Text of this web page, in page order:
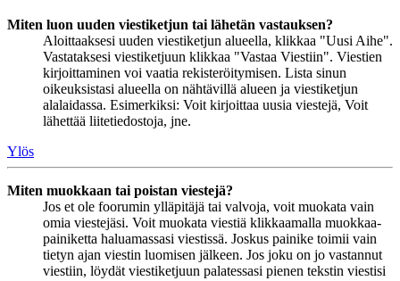
Miten luon uuden viestiketjun tai lähetän vastauksen?
Aloittaaksesi uuden viestiketjun alueella, klikkaa "Uusi Aihe".
Vastataksesi viestiketjuun klikkaa "Vastaa Viestiin". Viestien
kirjoittaminen voi vaatia rekisteröitymisen. Lista sinun
oikeuksistasi alueella on nähtävillä alueen ja viestiketjun
alalaidassa. Esimerkiksi: Voit kirjoittaa uusia viestejä, Voit
lähettää liitetiedostoja, jne.
Ylös
Miten muokkaan tai poistan viestejä?
Jos et ole foorumin ylläpitäjä tai valvoja, voit muokata vain
omia viestejäsi. Voit muokata viestiä klikkaamalla muokkaa-
painiketta haluamassasi viestissä. Joskus painike toimii vain
tietyn ajan viestin luomisen jälkeen. Jos joku on jo vastannut
viestiin, löydät viestiketjuun palatessasi pienen tekstin viestisi